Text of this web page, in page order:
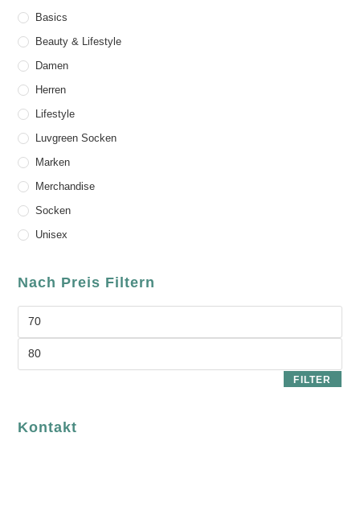
Basics
Beauty & Lifestyle
Damen
Herren
Lifestyle
Luvgreen Socken
Marken
Merchandise
Socken
Unisex
Nach Preis Filtern
FILTER
Kontakt